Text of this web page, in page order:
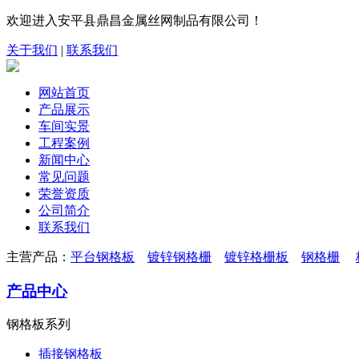
欢迎进入安平县鼎昌金属丝网制品有限公司！
关于我们 | 联系我们
网站首页
产品展示
车间实景
工程案例
新闻中心
常见问题
荣誉资质
公司简介
联系我们
主营产品： 平台钢格板 镀锌钢格栅 镀锌格栅板 钢格栅
产品中心
钢格板系列
插接钢格板